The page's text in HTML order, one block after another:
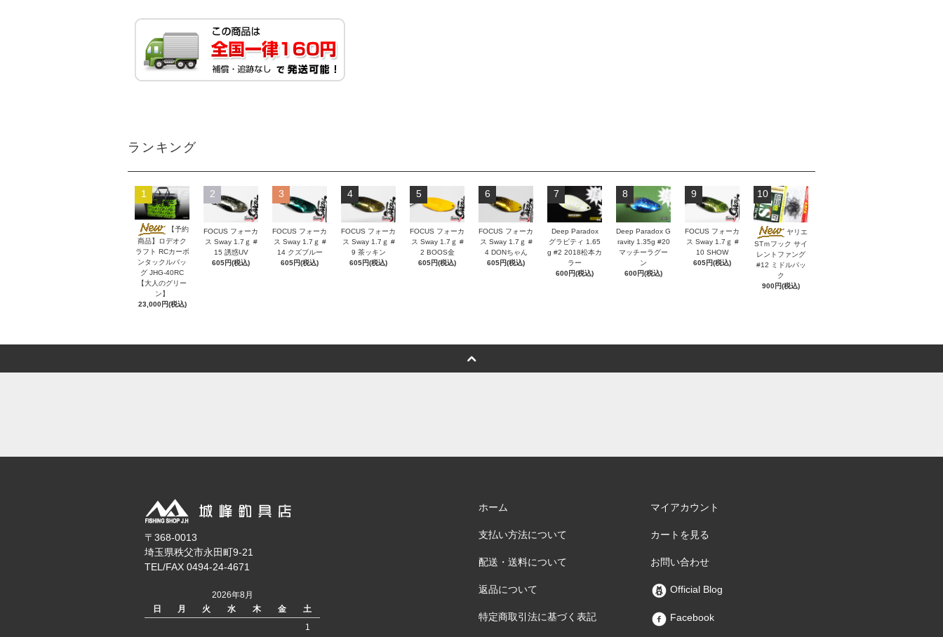
ランキング
1
【予約
商品】ロデオク
ラフト RCカーボ
ンタックルバッ
グ JHG-40RC
【大人のグリー
ン】
23,000円(税込)
2
FOCUS フォーカ
ス Sway 1.7ｇ #
15 誘惑UV
605円(税込)
3
FOCUS フォーカ
ス Sway 1.7ｇ #
14 クズブルー
605円(税込)
4
FOCUS フォーカ
ス Sway 1.7ｇ #
9 茶ッキン
605円(税込)
5
FOCUS フォーカ
ス Sway 1.7ｇ #
2 BOOS金
605円(税込)
6
FOCUS フォーカ
ス Sway 1.7ｇ #
4 DONちゃん
605円(税込)
7
Deep Paradox
グラビティ 1.65
g #2 2018松本カ
ラー
600円(税込)
8
Deep Paradox G
ravity 1.35g #20
マッチーラグー
ン
600円(税込)
9
FOCUS フォーカ
ス Sway 1.7ｇ #
10 SHOW
605円(税込)
10
ヤリエ
STｍフック サイ
レントファング
#12 ミドルパッ
ク
900円(税込)
〒368-0013
埼玉県秩父市永田町9-21
TEL/FAX 0494-24-4671
2026年8月
日
月 火 水 木 金
土
1
ホーム
支払い方法について
配送・送料について
返品について
特定商取引法に基づく表記
マイアカウント
カートを見る
お問い合わせ
Official Blog
Facebook